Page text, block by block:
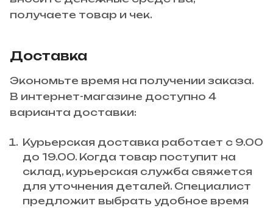
получаете товар и чек.
Доставка
Экономьте время на получении заказа.
В интернет-магазине доступно 4
варианта доставки:
Курьерская доставка работает с 9.00
до 19.00. Когда товар поступит на
склад, курьерская служба свяжется
для уточнения деталей. Специалист
предложит выбрать удобное время